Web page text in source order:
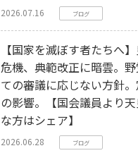
2026.07.16 ブログ
【国家を滅ぼす者たちへ
危機、典範改正に暗雲。
ての審議に応じない方針
の影響。【国会議員より
な方はシェア】
2026.06.28 ブログ